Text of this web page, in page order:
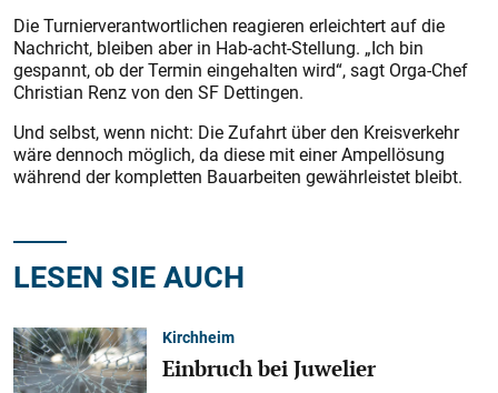
Die Turnierverantwortlichen reagieren erleichtert auf die
Nachricht, bleiben aber in Hab-acht-Stellung. „Ich bin
gespannt, ob der Termin eingehalten wird“, sagt Orga-Chef
Christian Renz von den SF Dettingen.
Und selbst, wenn nicht: Die Zufahrt über den Kreisverkehr
wäre dennoch möglich, da diese mit einer Ampellösung
während der kompletten Bauarbeiten gewährleistet bleibt.
LESEN SIE AUCH
Kirchheim
Einbruch bei Juwelier